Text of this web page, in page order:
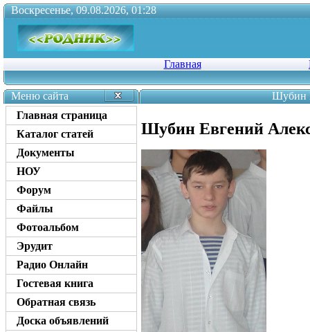
Воскресенье, 09.08.2026, 01:28
Главная
Меню сайта
Главная страница
Каталог статей
Документы
НОУ
Форум
Файлы
Фотоальбом
Эрудит
Радио Онлайн
Гостевая книга
Обратная связь
Доска объявлений
Шубин
Шубин Евгений